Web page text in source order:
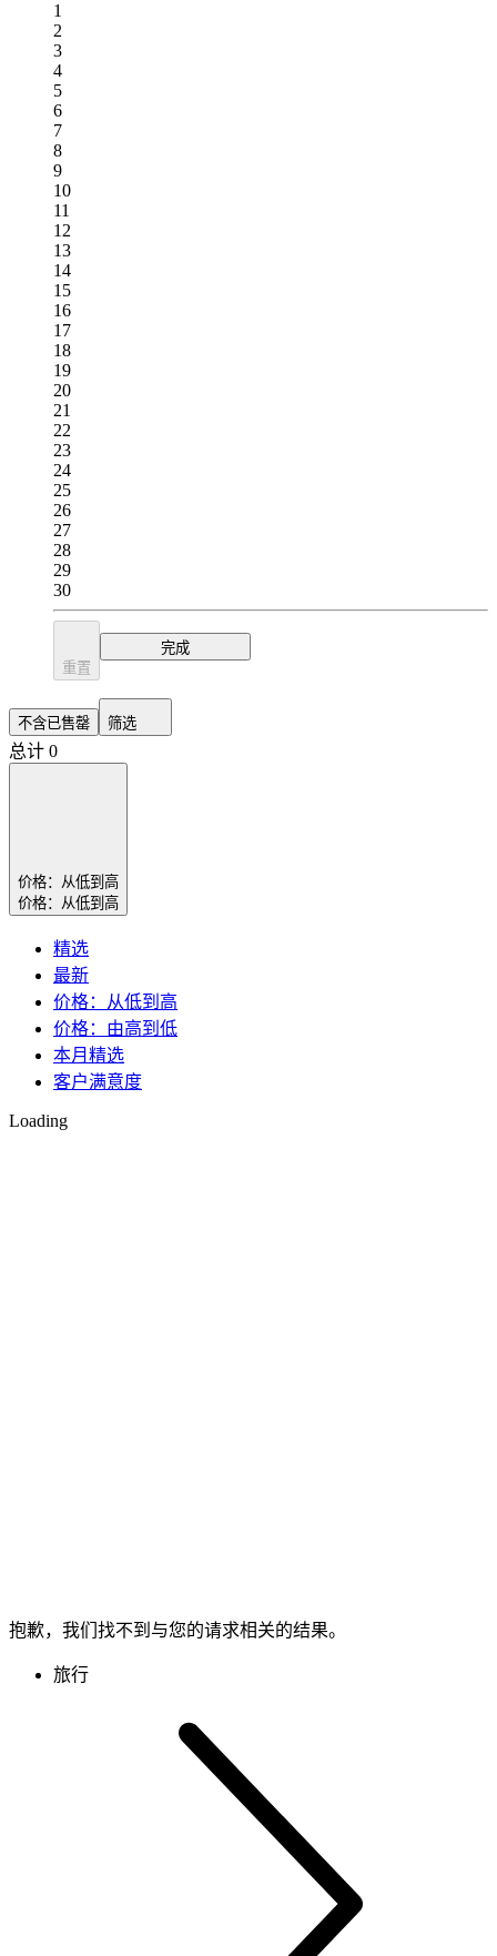
1
2
3
4
5
6
7
8
9
10
11
12
13
14
15
16
17
18
19
20
21
22
23
24
25
26
27
28
29
30
重置
完成
不含已售罄 筛选
总计 0
价格：从低到高
价格：从低到高
精选
最新
价格：从低到高
价格：由高到低
本月精选
客户满意度
Loading
抱歉，我们找不到与您的请求相关的结果。
旅行